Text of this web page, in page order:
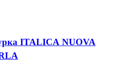
ITALICA NUOVA